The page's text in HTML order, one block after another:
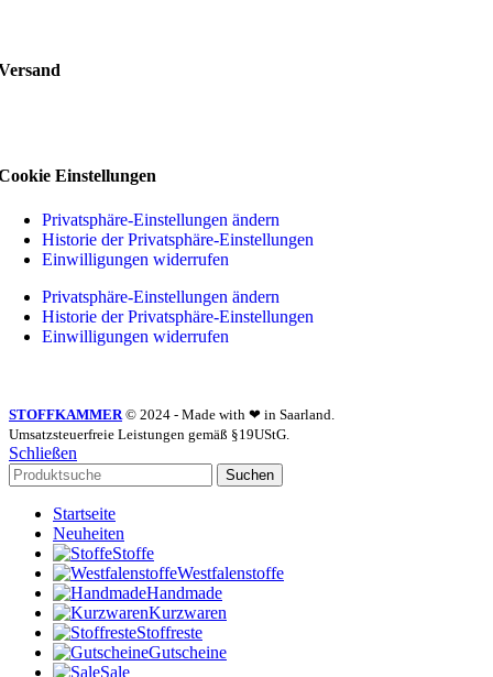
Einstellungen
Privatsphäre-Einstellungen ändern
Historie der Privatsphäre-Einstellungen
Einwilligungen widerrufen
Privatsphäre-Einstellungen ändern
Historie der Privatsphäre-Einstellungen
Einwilligungen widerrufen
STOFFKAMMER © 2024 - Made with ❤ in Saarland.
Umsatzsteuerfreie Leistungen gemäß §19UStG.
Schließen
Suchen
Startseite
Neuheiten
Stoffe
Westfalenstoffe
Handmade
Kurzwaren
Stoffreste
Gutscheine
Sale